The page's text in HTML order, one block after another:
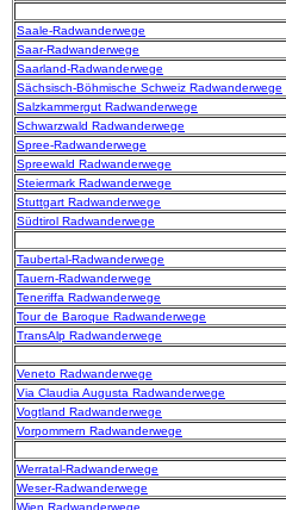
Saale-Radwanderwege
Saar-Radwanderwege
Saarland-Radwanderwege
Sächsisch-Böhmische Schweiz Radwanderwege
Salzkammergut Radwanderwege
Schwarzwald Radwanderwege
Spree-Radwanderwege
Spreewald Radwanderwege
Steiermark Radwanderwege
Stuttgart Radwanderwege
Südtirol Radwanderwege
Taubertal-Radwanderwege
Tauern-Radwanderwege
Teneriffa Radwanderwege
Tour de Baroque Radwanderwege
TransAlp Radwanderwege
Veneto Radwanderwege
Via Claudia Augusta Radwanderwege
Vogtland Radwanderwege
Vorpommern Radwanderwege
Werratal-Radwanderwege
Weser-Radwanderwege
Wien Radwanderwege